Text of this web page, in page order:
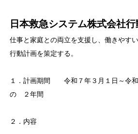
日本救急システム株式会社
仕事と家庭との両立を支援し、働きやす
行動計画を策定する。
１．計画期間 令和７年３月１日～令和
の ２年間
２．内容